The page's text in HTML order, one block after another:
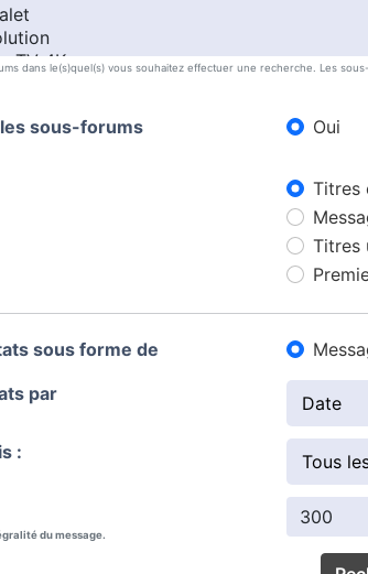
dans le(s)quel(s) vous souhaitez effectuer une recherche. Les
sous-forums Oui
Titres
Titres
sous forme de
par
:
du message.